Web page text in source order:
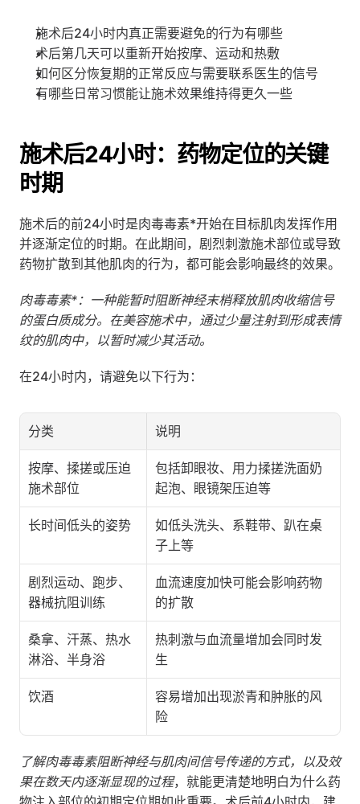
施术后24小时内真正需要避免的行为有哪些
术后第几天可以重新开始按摩、运动和热敷
如何区分恢复期的正常反应与需要联系医生的信号
有哪些日常习惯能让施术效果维持得更久一些
施术后24小时：药物定位的关键
时期
施术后的前24小时是肉毒毒素*开始在目标肌肉发挥作用
并逐渐定位的时期。在此期间，剧烈刺激施术部位或导致
药物扩散到其他肌肉的行为，都可能会影响最终的效果。
肉毒毒素*：一种能暂时阻断神经末梢释放肌肉收缩信号
的蛋白质成分。在美容施术中，通过少量注射到形成表情
纹的肌肉中，以暂时减少其活动。
在24小时内，请避免以下行为：
分类 说明
按摩、揉搓或压迫
施术部位
包括卸眼妆、用力揉搓洗面奶
起泡、眼镜架压迫等
长时间低头的姿势
如低头洗头、系鞋带、趴在桌
子上等
剧烈运动、跑步、
器械抗阻训练
血流速度加快可能会影响药物
的扩散
桑拿、汗蒸、热水
淋浴、半身浴
热刺激与血流量增加会同时发
生
饮酒
容易增加出现淤青和肿胀的风
险
了解肉毒毒素阻断神经与肌肉间信号传递的方式，以及效
果在数天内逐渐显现的过程，就能更清楚地明白为什么药